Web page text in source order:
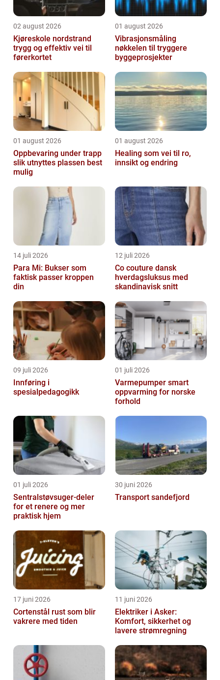
02 august 2026
Kjøreskole nordstrand
trygg og effektiv vei til
førerkortet
01 august 2026
Vibrasjonsmåling
nøkkelen til tryggere
byggeprosjekter
01 august 2026
Oppbevaring under trapp
slik utnyttes plassen best
mulig
01 august 2026
Healing som vei til ro,
innsikt og endring
14 juli 2026
Para Mi: Bukser som
faktisk passer kroppen
din
12 juli 2026
Co couture dansk
hverdagsluksus med
skandinavisk snitt
09 juli 2026
Innføring i
spesialpedagogikk
01 juli 2026
Varmepumper smart
oppvarming for norske
forhold
01 juli 2026
Sentralstøvsuger-deler
for et renere og mer
praktisk hjem
30 juni 2026
Transport sandefjord
17 juni 2026
Cortenstål rust som blir
vakrere med tiden
11 juni 2026
Elektriker i Asker:
Komfort, sikkerhet og
lavere strømregning